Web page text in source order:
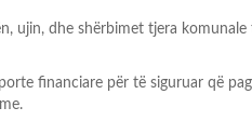
ujin, dhe shërbimet tjera
financiare për të siguruar që